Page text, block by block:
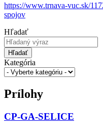
https://www.trnava-vuc.sk/
spojov
Hľadať
Hľadať
Kategória
Prílohy
CP-GA-SELICE